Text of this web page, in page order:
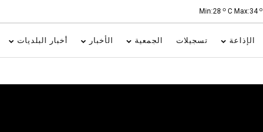
o C Max:34 o
الإذاعة تسجيلات الجمعية الأخبار أخبار البلديات